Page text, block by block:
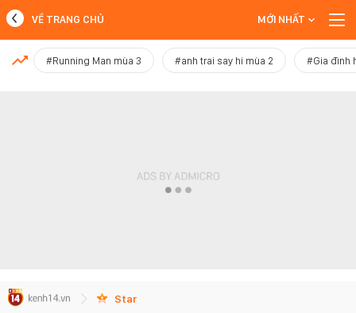
MỚI NHẤT
VỀ TRANG CHỦ MỚI NHẤT
#Running Man mùa 3 #anh trai say hi mùa 2 #Gia đình
Star